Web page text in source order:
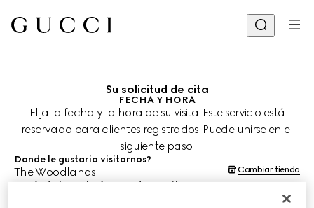
Su solicitud de cita
FECHA Y HORA
Elija la fecha y la hora de su visita. Este servicio está
reservado para clientes registrados. Puede unirse en el
siguiente paso.
Donde le gustaria visitarnos?
The Woodlands Cambiar tienda
¿Cuándo le gustaría agendar su cita?
Las fechas y horas se muestran en la hora local de la tienda (EDT) y
están sujetas a la confirmación del equipo de asesoría de clientes.